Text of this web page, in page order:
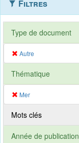
Filtres
Type de document
Autre
Thématique
Mer
Mots clés
Année de publication